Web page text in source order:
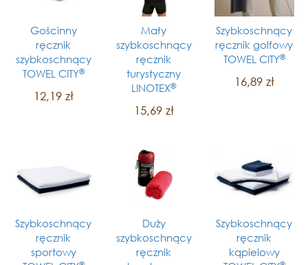
Gościnny
ręcznik
szybkoschnący
TOWEL CITY®
12,19 zł
Mały
szybkoschnący
ręcznik
turystyczny
LINOTEX®
15,69 zł
Szybkoschnący
ręcznik golfowy
TOWEL CITY®
16,89 zł
Szybkoschnący
ręcznik
sportowy
Duży
szybkoschnący
ręcznik
Szybkoschnący
ręcznik
kąpielowy